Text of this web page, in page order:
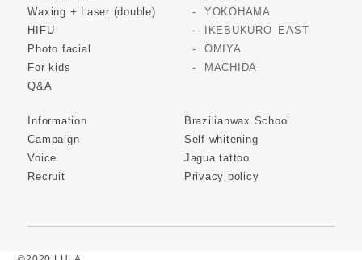
Waxing + Laser (double)
HIFU
Photo facial
For kids
Q&A
YOKOHAMA
IKEBUKURO_EAST
OMIYA
MACHIDA
Information
Campaign
Voice
Recruit
Brazilianwax School
Self whitening
Jagua tattoo
Privacy policy